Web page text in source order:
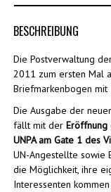
BESCHREIBUNG
Die Postverwaltung
2011 zum ersten Mal
Briefmarkenbogen mit
Die Ausgabe der
fällt mit der Eröffnung
UNPA am Gate 1 des
UN-Angestellte sowie
die Möglichkeit, ihre
Interessenten